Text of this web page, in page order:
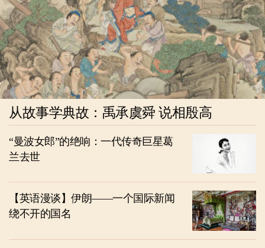
从故事学典故：禹承虞舜 说相殷高
“曼波女郎”的绝响：一代传奇巨星葛
兰去世
【英语漫谈】伊朗——一个国际新闻
绕不开的国名